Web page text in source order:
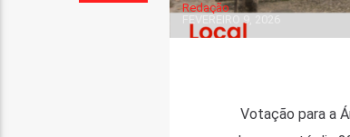
Redação
Votação para a